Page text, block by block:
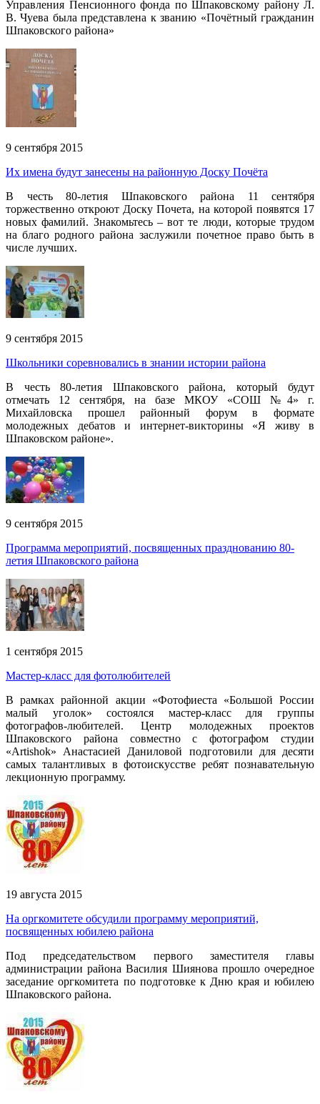
Управления Пенсионного фонда по Шпаковскому району Л.
В. Чуева была представлена к званию «Почётный гражданин
Шпаковского района»
9 сентября 2015
Их имена будут занесены на районную Доску Почёта
В честь 80-летия Шпаковского района 11 сентября
торжественно откроют Доску Почета, на которой появятся 17
новых фамилий. Знакомьтесь – вот те люди, которые трудом
на благо родного района заслужили почетное право быть в
числе лучших.
9 сентября 2015
Школьники соревновались в знании истории района
В честь 80-летия Шпаковского района, который будут
отмечать 12 сентября, на базе МКОУ «СОШ №4» г.
Михайловска прошел районный форум в формате
молодежных дебатов и интернет-викторины «Я живу в
Шпаковском районе».
9 сентября 2015
Программа мероприятий, посвященных празднованию 80-
летия Шпаковского района
1 сентября 2015
Мастер-класс для фотолюбителей
В рамках районной акции «Фотофиеста «Большой России
малый уголок» состоялся мастер-класс для группы
фотографов-любителей. Центр молодежных проектов
Шпаковского района совместно с фотографом студии
«Artishok» Анастасией Даниловой подготовили для десяти
самых талантливых в фотоискусстве ребят познавательную
лекционную программу.
19 августа 2015
На оргкомитете обсудили программу мероприятий,
посвященных юбилею района
Под председательством первого заместителя главы
администрации района Василия Шиянова прошло очередное
заседание оргкомитета по подготовке к Дню края и юбилею
Шпаковского района.